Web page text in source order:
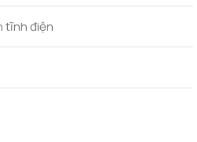
tĩnh điện